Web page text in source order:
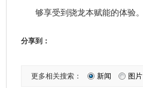
够享受到骁龙本赋能的体验。
分享到：
更多相关搜索： 新闻 图片